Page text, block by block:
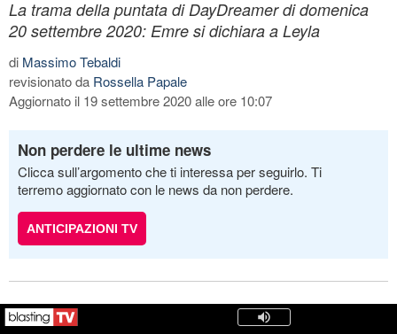
La trama della puntata di DayDreamer di domenica
20 settembre 2020: Emre si dichiara a Leyla
di Massimo Tebaldi
revisionato da Rossella Papale
Aggiornato il 19 settembre 2020 alle ore 10:07
Non perdere le ultime news
Clicca sull’argomento che ti interessa per seguirlo. Ti
terremo aggiornato con le news da non perdere.
ANTICIPAZIONI TV